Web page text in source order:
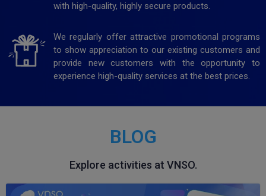
with high-quality, highly secure products.
We regularly offer attractive promotional programs
to show appreciation to our existing customers and
provide new customers with the opportunity to
experience high-quality services at the best prices.
BLOG
Explore activities at VNSO.